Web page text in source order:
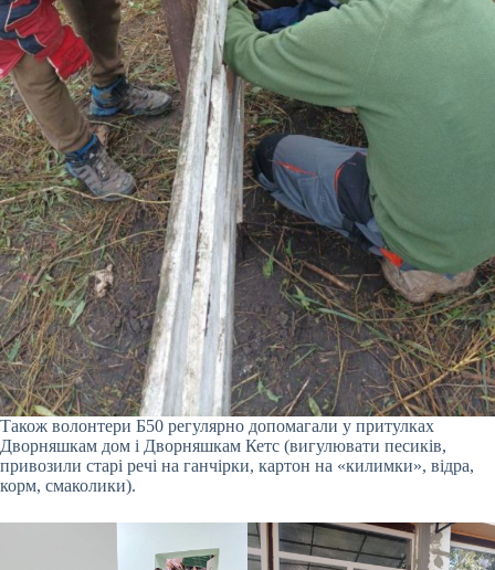
Також волонтери Б50 регулярно допомагали у притулках
Дворняшкам дом і Дворняшкам Кетс (вигулювати песиків,
привозили старі речі на ганчірки, картон на «килимки», відра,
корм, смаколики).